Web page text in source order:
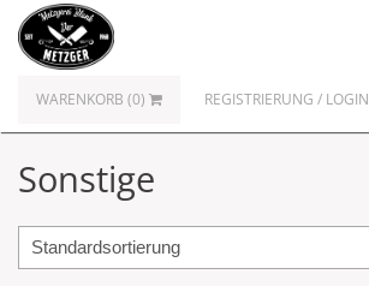
WARENKORB (0) REGISTRIERUNG / LOGIN
Sonstige